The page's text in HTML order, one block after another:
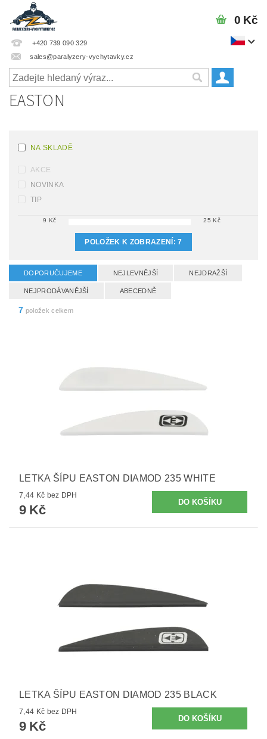
+420 739 090 329
sales@paralyzery-vychytavky.cz
0 Kč
EASTON
NA SKLADĚ
AKCE
NOVINKA
TIP
9 Kč 25 Kč
POLOŽEK K ZOBRAZENÍ:7
DOPORUČUJEME NEJLEVNĚJŠÍ NEJDRAŽŠÍ
NEJPRODÁVANĚJŠÍ ABECEDNĚ
7 položek celkem
LETKA ŠÍPU EASTON DIAMOD 235 WHITE
7,44 Kč bez DPH
9 Kč
LETKA ŠÍPU EASTON DIAMOD 235 BLACK
7,44 Kč bez DPH
9 Kč